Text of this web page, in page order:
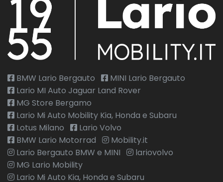
BMW Lario Bergauto
MINI Lario Bergauto
Lario MI Auto Jaguar Land Rover
MG Store Bergamo
Lario Mi Auto Mobility Kia, Honda e Subaru
Lotus Milano
Lario Volvo
BMW Lario Motorrad
Mobility.it
Lario Bergauto BMW e MINI
lariovolvo
MG Lario Mobility
Lario Mi Auto Kia, Honda e Subaru